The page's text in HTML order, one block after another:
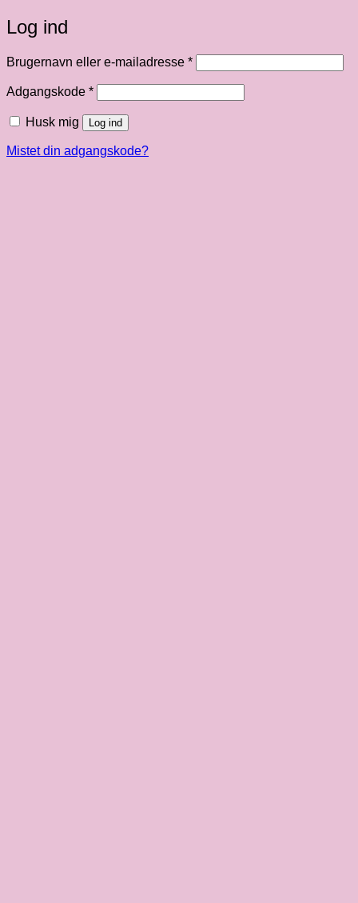
Log ind
Brugernavn eller e-mailadresse *Påkrævet
Adgangskode *Påkrævet
Husk mig Log ind
Mistet din adgangskode?